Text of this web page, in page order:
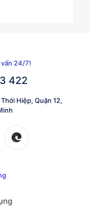
vấn 24/7!
422
Hiệp, Quận 12,